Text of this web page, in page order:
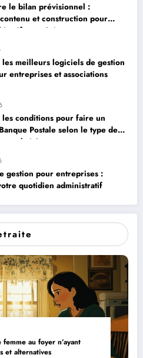
le bilan prévisionnel :
et construction pour
stratégiques
les meilleurs logiciels de gestion
entreprises et associations
les conditions pour faire un
Postale selon le type de
souhaité
gestion pour entreprises :
quotidien administratif
au foyer n’ayant
et alternatives